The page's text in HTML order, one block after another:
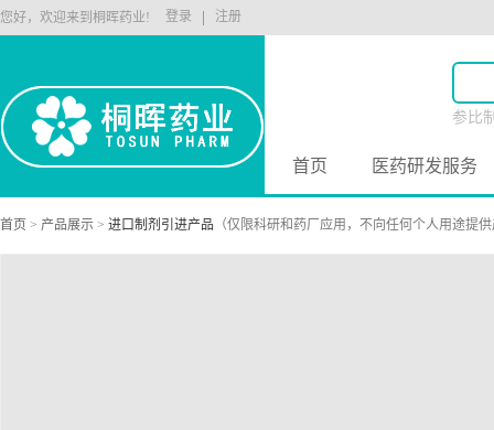
您好，欢迎来到桐晖药业! 注册
登录
参比
首页 医药研发服务
首页 > 产品展示 > 进口制剂引进产品 （仅限科研和药厂应用，不向任何个人用途提